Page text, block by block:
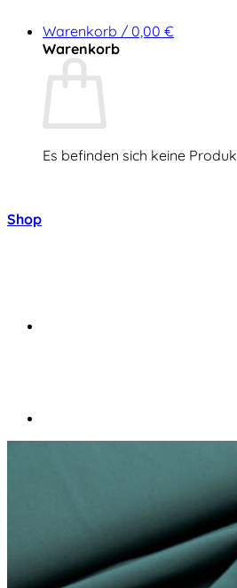
Warenkorb / 0,00 €
Warenkorb
Es befinden sich keine
Shop